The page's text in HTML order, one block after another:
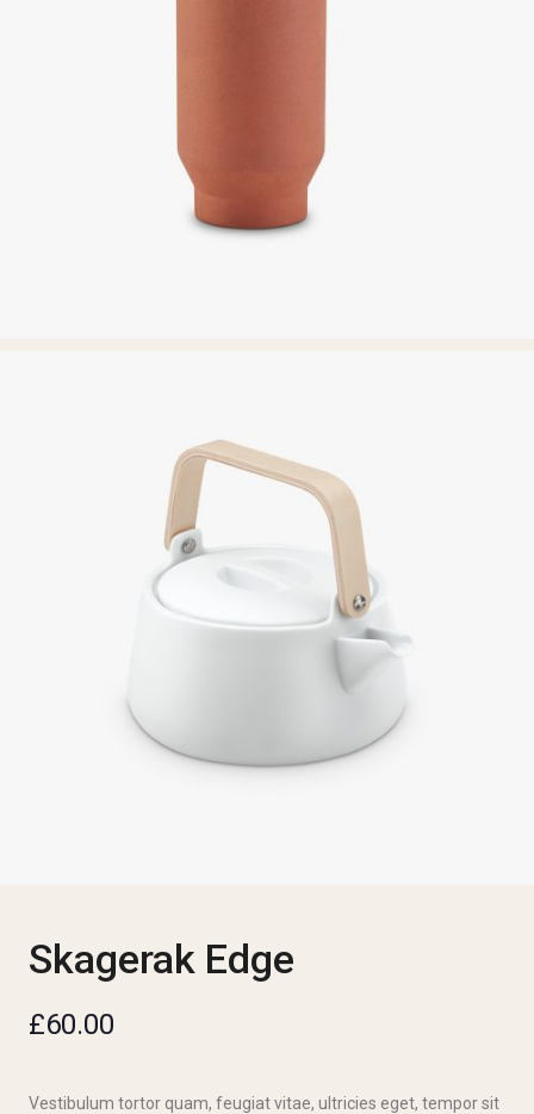
Skagerak Edge
£60.00
Vestibulum tortor quam, feugiat vitae, ultricies eget, tempor sit